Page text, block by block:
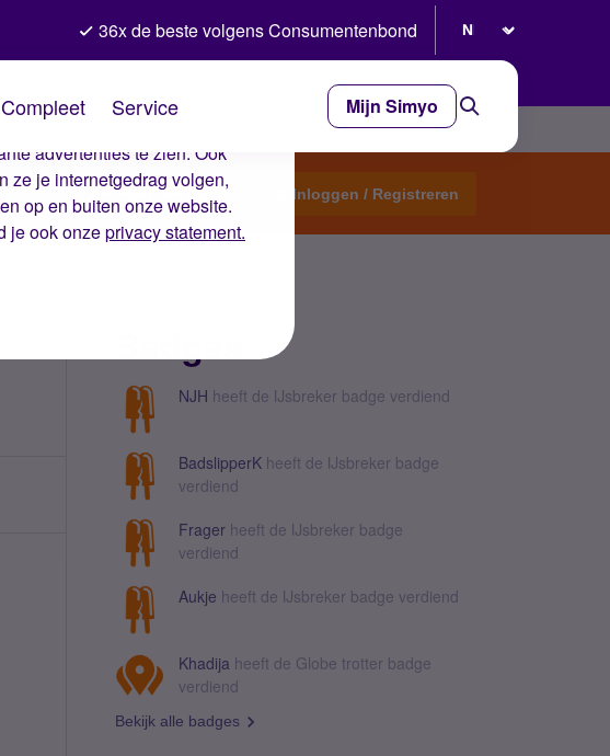
ervoor dat je ervaring op de
advertenties te zien. Ook
ze je internetgedrag volgen,
op en buiten onze website.
je ook onzeprivacy statement.
36x de beste volgens Consumentenbond
Service Mijn Simyo
Start een topic Inloggen / Registreren
NJH heeft de IJsbreker badge verdiend
BadslipperK heeft de IJsbreker badge
verdiend
Frager heeft de IJsbreker badge
verdiend
Aukje heeft de IJsbreker badge verdiend
Khadija heeft de Globe trotter badge
verdiend
Bekijk alle badges